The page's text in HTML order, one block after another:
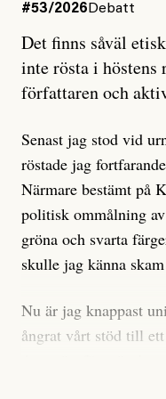
Artikeln undersöker
är sant, vad som är
ännu mer
misstänkta personen
får veta är att
under åren, att den
sociala medier, att
på personens
anonyma röster inom
anses vara
men ingenting av
#53/2026 Debatt
Det finns såväl
inte rösta i
författaren och
Senast jag stod vid
röstade jag
Närmare bestämt på
politisk ommålning
gröna och svarta
skulle jag känna
Nu är jag knappast
ångrat vårt stöd till